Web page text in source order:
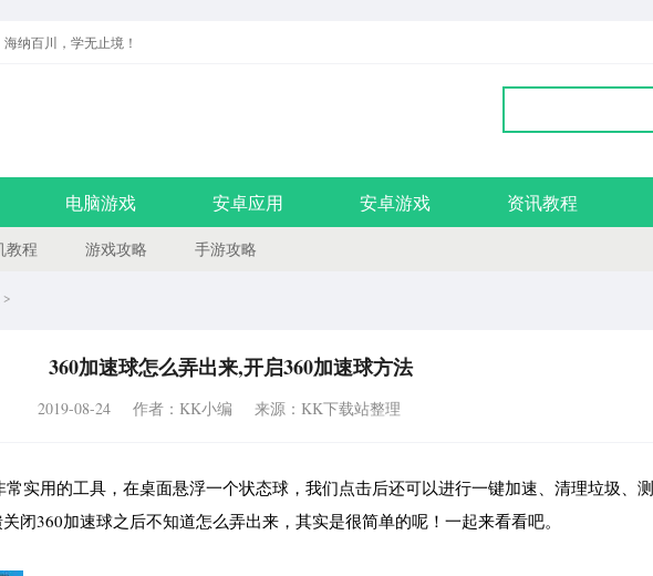
纳百川，学无止境！
电脑游戏 安卓应用 安卓游戏 资讯教程
教程 游戏攻略 手游攻略
>
360加速球怎么弄出来,开启360加速球方法
2019-08-24 作者：KK小编 来源：KK下载站整理
实用的工具，在桌面悬浮一个状态球，我们点击后还可以进行一键加速、清理垃圾、测
闭360加速球之后不知道怎么弄出来，其实是很简单的呢！一起来看看吧。